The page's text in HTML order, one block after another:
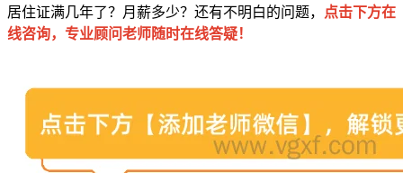
居住证满几年了？月薪多少？还有不明白的问题，
点击下方在
线咨询，专业顾问老师随时在线答疑！